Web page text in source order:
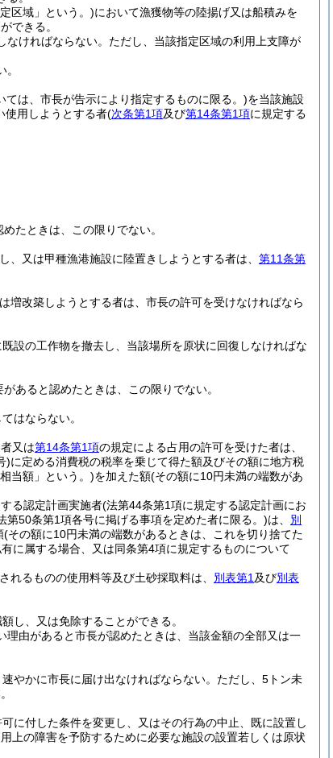
区域」という。)において漁獲物等の陸揚げ又は船積みを
できる。
ければならない。 ただし、当該指定区域の利用上支障が
は、市長が告示により指定するものに限る。)を当該施設
使用しようとする者(次条第1項及び第14条第1項に規定する
たときは、この限りでない。
、又は甲種漁港施設に陸置きしようとする者は、 第11条第
増改築しようとする者は、市長の許可を受けなければなら
設の工作物を撤去し、当該場所を原状に回復しなければな
あると認めたときは、この限りでない。
はならない。
又は第14条第1項の規定による占用の許可を受けた者は、
)に定める消費税の税率を乗じて得た額及びその額に地方税
当額」という。)を加えた額(その額に10円未満の端数があ
る認定計画実施者(法第44条第1項に規定する認定計画にお
第50条第1項各号に掲げる事項を定めた者に限る。)は、 別
(その額に10円未満の端数があるときは、これを切り捨てた
に属する場合、又は同条第4項に規定するものについて
れるものの使用料等及び土砂採取料は、 別表第1 及び別表
し、又は免除することができる。
理由があると市長が認めたときは、当該金額の全部又は一
やかに市長に届け出なければならない。 ただし、5トン未
に付した条件を変更し、又はその行為の中止、既に設置し
上の障害を予防するために必要な施設の設置若しくは原状